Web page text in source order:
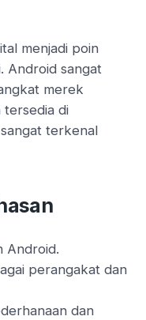
menjadi poin
Android sangat
merek
tersedia di
terkenal
Android.
perangakat dan
dan